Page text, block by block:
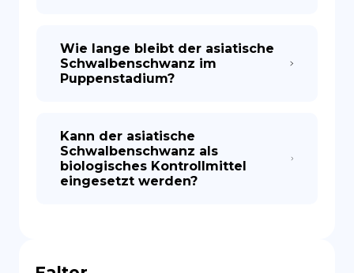
Wie lange bleibt der asiatische
Schwalbenschwanz im
Puppenstadium?
Kann der asiatische
Schwalbenschwanz als
biologisches Kontrollmittel
eingesetzt werden?